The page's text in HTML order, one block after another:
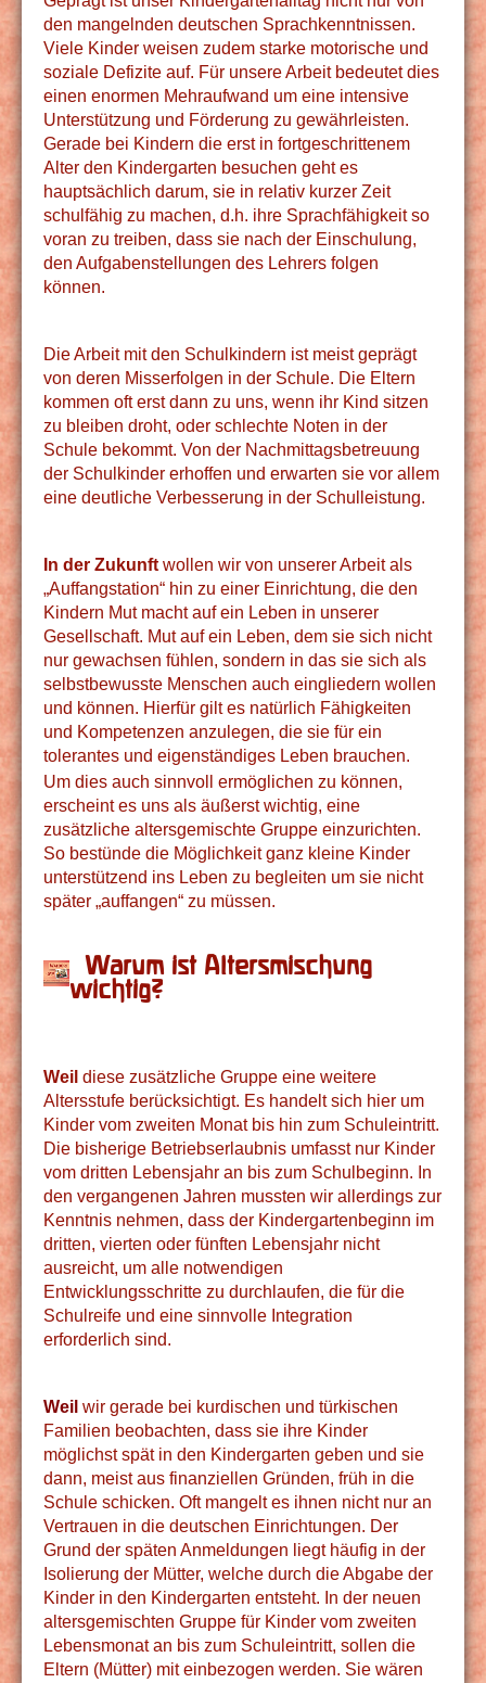
den mangelnden deutschen Sprachkenntnissen.
Viele Kinder weisen zudem starke motorische und
soziale Defizite auf. Für unsere Arbeit bedeutet dies
einen enormen Mehraufwand um eine intensive
Unterstützung und Förderung zu gewährleisten.
Gerade bei Kindern die erst in fortgeschrittenem
Alter den Kindergarten besuchen geht es
hauptsächlich darum, sie in relativ kurzer Zeit
schulfähig zu machen, d.h. ihre Sprachfähigkeit so
voran zu treiben, dass sie nach der Einschulung,
den Aufgabenstellungen des Lehrers folgen
können.
Die Arbeit mit den Schulkindern ist meist geprägt
von deren Misserfolgen in der Schule. Die Eltern
kommen oft erst dann zu uns, wenn ihr Kind sitzen
zu bleiben droht, oder schlechte Noten in der
Schule bekommt. Von der Nachmittagsbetreuung
der Schulkinder erhoffen und erwarten sie vor allem
eine deutliche Verbesserung in der Schulleistung.
In der Zukunft wollen wir von unserer Arbeit als
„Auffangstation“ hin zu einer Einrichtung, die den
Kindern Mut macht auf ein Leben in unserer
Gesellschaft. Mut auf ein Leben, dem sie sich nicht
nur gewachsen fühlen, sondern in das sie sich als
selbstbewusste Menschen auch eingliedern wollen
und können. Hierfür gilt es natürlich Fähigkeiten
und Kompetenzen anzulegen, die sie für ein
tolerantes und eigenständiges Leben brauchen.
Um dies auch sinnvoll ermöglichen zu können,
erscheint es uns als äußerst wichtig, eine
zusätzliche altersgemischte Gruppe einzurichten.
So bestünde die Möglichkeit ganz kleine Kinder
unterstützend ins Leben zu begleiten um sie nicht
später „auffangen“ zu müssen.
Warum ist Altersmischung
wichtig?
Weil diese zusätzliche Gruppe eine weitere
Altersstufe berücksichtigt. Es handelt sich hier um
Kinder vom zweiten Monat bis hin zum Schuleintritt.
Die bisherige Betriebserlaubnis umfasst nur Kinder
vom dritten Lebensjahr an bis zum Schulbeginn. In
den vergangenen Jahren mussten wir allerdings zur
Kenntnis nehmen, dass der Kindergartenbeginn im
dritten, vierten oder fünften Lebensjahr nicht
ausreicht, um alle notwendigen
Entwicklungsschritte zu durchlaufen, die für die
Schulreife und eine sinnvolle Integration
erforderlich sind.
Weil wir gerade bei kurdischen und türkischen
Familien beobachten, dass sie ihre Kinder
möglichst spät in den Kindergarten geben und sie
dann, meist aus finanziellen Gründen, früh in die
Schule schicken. Oft mangelt es ihnen nicht nur an
Vertrauen in die deutschen Einrichtungen. Der
Grund der späten Anmeldungen liegt häufig in der
Isolierung der Mütter, welche durch die Abgabe der
Kinder in den Kindergarten entsteht. In der neuen
altersgemischten Gruppe für Kinder vom zweiten
Lebensmonat an bis zum Schuleintritt, sollen die
Eltern (Mütter) mit einbezogen werden. Sie wären